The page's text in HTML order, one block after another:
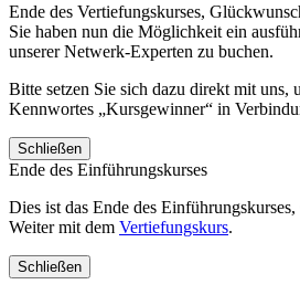
Ende des Vertiefungskurses,
Sie haben nun die Möglichkeit ein
unserer Netwerk-Experten zu buchen.
Bitte setzen Sie sich dazu direkt mit uns,
Kennwortes „Kursgewinner“ in
Schließen
Ende des Einführungskurses
Dies ist das Ende des
Weiter mit dem Vertiefungskurs.
Schließen